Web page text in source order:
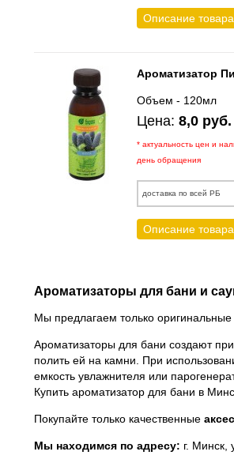
Описание товара
Ароматизатор
Объем - 120мл
Цена: 8,0 руб.
* актуальность цен и
день обращения
доставка по всей РБ
Описание товара
Ароматизаторы для бани и
Мы предлагаем только
Ароматизаторы для бани создают
полить ей на камни. При
емкость увлажнителя или
Купить ароматизатор для бани в
Покупайте только качественные
Мы находимся по адресу: г. Минск,